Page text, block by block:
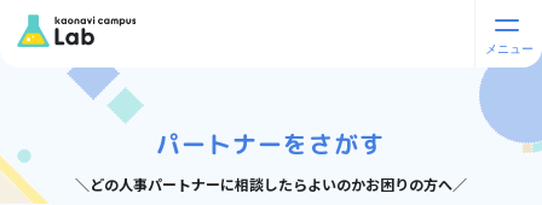
パートナーをさがす
＼どの人事パートナーに相談したらよいのかお困りの方へ／